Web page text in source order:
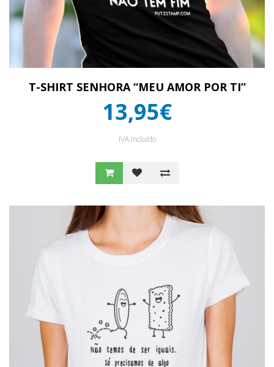
T-SHIRT SENHORA “MEU AMOR POR TI”
13,95€
IVA Incluído